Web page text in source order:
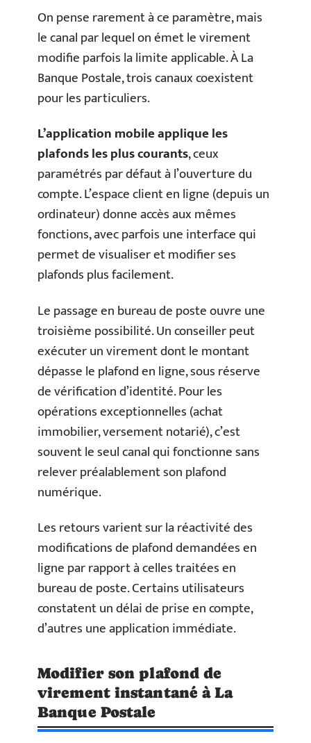
On pense rarement à ce paramètre, mais
le canal par lequel on émet le virement
modifie parfois la limite applicable. À La
Banque Postale, trois canaux coexistent
pour les particuliers.
L’application mobile applique les
plafonds les plus courants, ceux
paramétrés par défaut à l’ouverture du
compte. L’espace client en ligne (depuis un
ordinateur) donne accès aux mêmes
fonctions, avec parfois une interface qui
permet de visualiser et modifier ses
plafonds plus facilement.
Le passage en bureau de poste ouvre une
troisième possibilité. Un conseiller peut
exécuter un virement dont le montant
dépasse le plafond en ligne, sous réserve
de vérification d’identité. Pour les
opérations exceptionnelles (achat
immobilier, versement notarié), c’est
souvent le seul canal qui fonctionne sans
relever préalablement son plafond
numérique.
Les retours varient sur la réactivité des
modifications de plafond demandées en
ligne par rapport à celles traitées en
bureau de poste. Certains utilisateurs
constatent un délai de prise en compte,
d’autres une application immédiate.
Modifier son plafond de
virement instantané à La
Banque Postale